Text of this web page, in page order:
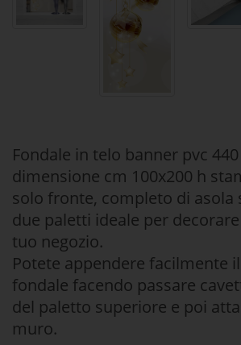
Fondale in telo banner pvc
dimensione cm 100x200 h
solo fronte, completo di asola
due paletti ideale per
tuo negozio.
Potete appendere facilmente
fondale facendo passare
del paletto superiore e poi
muro.